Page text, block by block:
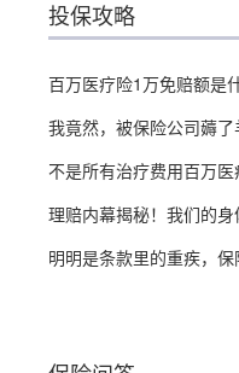
投保攻略
我竟然，被保险公司薅了
明明是条款里的重疾，保